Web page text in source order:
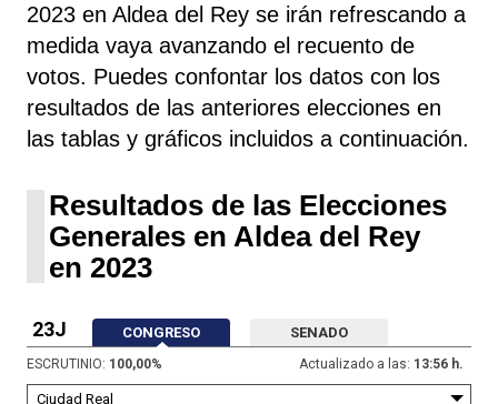
2023 en Aldea del Rey se irán refrescando a
medida vaya avanzando el recuento de
votos. Puedes confontar los datos con los
resultados de las anteriores elecciones en
las tablas y gráficos incluidos a continuación.
Resultados de las Elecciones
Generales en Aldea del Rey
en 2023
23J CONGRESO SENADO
ESCRUTINIO: 100,00% Actualizado a las: 13:56 h.